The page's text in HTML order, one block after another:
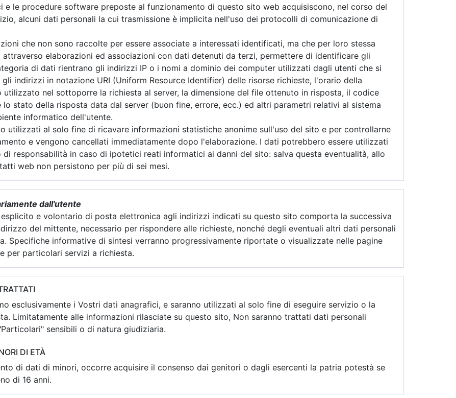
e le procedure software preposte al funzionamento di questo sito web acquisiscono, nel corso del
alcuni dati personali la cui trasmissione è implicita nell'uso dei protocolli di comunicazione di
che non sono raccolte per essere associate a interessati identificati, ma che per loro stessa
attraverso elaborazioni ed associazioni con dati detenuti da terzi, permettere di identificare gli
di dati rientrano gli indirizzi IP o i nomi a dominio dei computer utilizzati dagli utenti che si
indirizzi in notazione URI (Uniform Resource Identifier) delle risorse richieste, l'orario della
utilizzato nel sottoporre la richiesta al server, la dimensione del file ottenuto in risposta, il codice
lo stato della risposta data dal server (buon fine, errore, ecc.) ed altri parametri relativi al sistema
informatico dell'utente.
utilizzati al solo fine di ricavare informazioni statistiche anonime sull'uso del sito e per controllarne
e vengono cancellati immediatamente dopo l'elaborazione. I dati potrebbero essere utilizzati
responsabilità in caso di ipotetici reati informatici ai danni del sito: salva questa eventualità, allo
web non persistono per più di sei mesi.
dall'utente
e volontario di posta elettronica agli indirizzi indicati su questo sito comporta la successiva
del mittente, necessario per rispondere alle richieste, nonché degli eventuali altri dati personali
Specifiche informative di sintesi verranno progressivamente riportate o visualizzate nelle pagine
per particolari servizi a richiesta.
esclusivamente i Vostri dati anagrafici, e saranno utilizzati al solo fine di eseguire servizio o la
Limitatamente alle informazioni rilasciate su questo sito, Non saranno trattati dati personali
sensibili o di natura giudiziaria.
DI ETÀ
di dati di minori, occorre acquisire il consenso dai genitori o dagli esercenti la patria potestà se
di 16 anni.